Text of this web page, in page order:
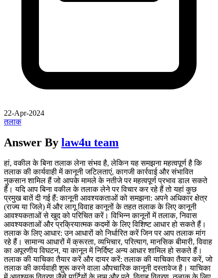
22-Apr-2024
तलाक
Answer By law4u team
हां, वकील के बिना तलाक लेना संभव है, लेकिन यह समझना महत्वपूर्ण है कि
तलाक की कार्यवाही में कानूनी जटिलताएं, कागजी कार्रवाई और संभावित
नुकसान शामिल हैं जो आपके मामले के नतीजे पर महत्वपूर्ण प्रभाव डाल सकते
हैं। यदि आप बिना वकील के तलाक लेने पर विचार कर रहे हैं तो यहां कुछ
प्रमुख बातें दी गई हैं: कानूनी आवश्यकताओं को समझना: अपने अधिकार क्षेत्र
(राज्य या जिले) में और लागू विवाह कानूनों के तहत तलाक के लिए कानूनी
आवश्यकताओं से खुद को परिचित करें। विभिन्न कानूनों में तलाक, निवास
आवश्यकताओं और प्रक्रियात्मक कदमों के लिए विशिष्ट आधार हो सकते हैं।
तलाक के लिए आधार: उन आधारों को निर्धारित करें जिन पर आप तलाक मांग
रहे हैं। सामान्य आधारों में क्रूरता, व्यभिचार, परित्याग, मानसिक बीमारी, विवाह
का अपूरणीय विघटन, या कानून में निर्दिष्ट अन्य आधार शामिल हो सकते हैं।
तलाक की याचिका तैयार करें और दायर करें: तलाक की याचिका तैयार करें, जो
तलाक की कार्यवाही शुरू करने वाला औपचारिक कानूनी दस्तावेज है। याचिका